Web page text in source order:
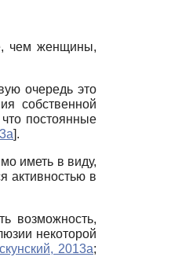
чем женщины,
очередь это
собственной
постоянные
].
иметь в виду,
активностью в
возможность,
некоторой
2013а;